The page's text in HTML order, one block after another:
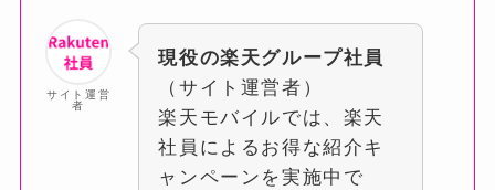
サイト運営
者
現役の楽天グループ社員
（サイト運営者）
楽天モバイルでは、楽天
社員によるお得な紹介キ
ャンペーンを実施中で